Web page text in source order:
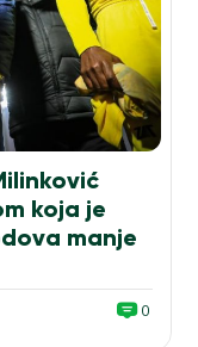
koja je
manje
0